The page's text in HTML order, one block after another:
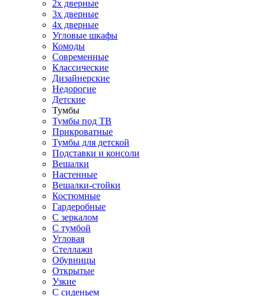
2х дверные
3х дверные
4х дверные
Угловые шкафы
Комоды
Современные
Классические
Дизайнерские
Недорогие
Детские
Тумбы
Тумбы под ТВ
Прикроватные
Тумбы для детской
Подставки и консоли
Вешалки
Настенные
Вешалки-стойки
Костюмные
Гардеробные
С зеркалом
С тумбой
Угловая
Стеллажи
Обувницы
Открытые
Узкие
С сиденьем